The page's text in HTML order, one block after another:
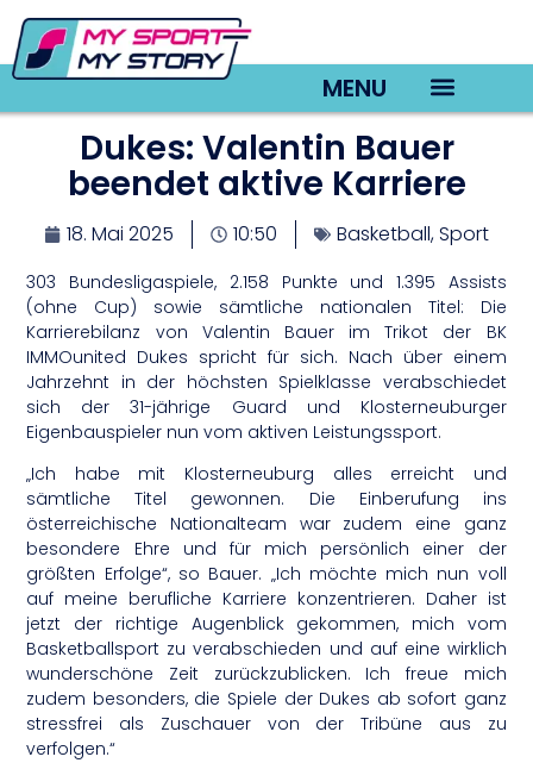
MENU
Dukes: Valentin Bauer
beendet aktive Karriere
18. Mai 2025 10:50 Basketball,Sport
303 Bundesligaspiele, 2.158 Punkte und 1.395 Assists
(ohne Cup) sowie sämtliche nationalen Titel: Die
Karrierebilanz von Valentin Bauer im Trikot der BK
IMMOunited Dukes spricht für sich. Nach über einem
Jahrzehnt in der höchsten Spielklasse verabschiedet
sich der 31-jährige Guard und Klosterneuburger
Eigenbauspieler nun vom aktiven Leistungssport.
„Ich habe mit Klosterneuburg alles erreicht und
sämtliche Titel gewonnen. Die Einberufung ins
österreichische Nationalteam war zudem eine ganz
besondere Ehre und für mich persönlich einer der
größten Erfolge“, so Bauer. „Ich möchte mich nun voll
auf meine berufliche Karriere konzentrieren. Daher ist
jetzt der richtige Augenblick gekommen, mich vom
Basketballsport zu verabschieden und auf eine wirklich
wunderschöne Zeit zurückzublicken. Ich freue mich
zudem besonders, die Spiele der Dukes ab sofort ganz
stressfrei als Zuschauer von der Tribüne aus zu
verfolgen.“